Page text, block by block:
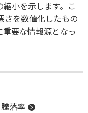
小を示します。こ
さを数値化したもの
要な情報源となっ
騰落率